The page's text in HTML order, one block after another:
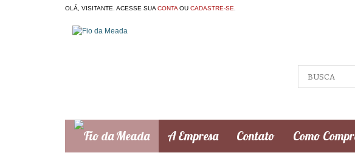
OLÁ, VISITANTE. ACESSE SUA CONTA OU CADASTRE-SE
A Empresa Contato Como